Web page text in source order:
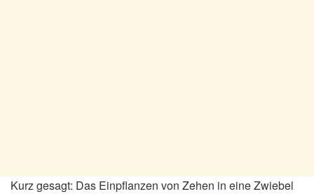
Kurz gesagt: Das Einpflanzen von Zehen in eine Zwiebel